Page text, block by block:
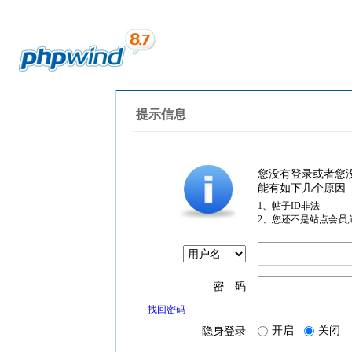
提示信息
您没有登录或者您
能有如下几个原因
1、帖子ID非法
2、您还不是站点会员
密 码
找回密码
隐身登录 开启 关闭